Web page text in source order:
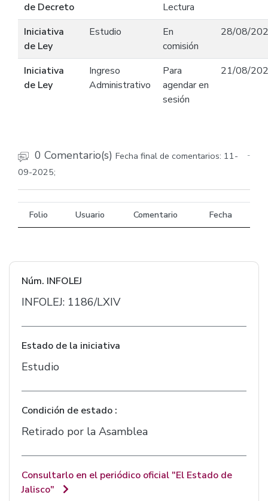
de Decreto
Lectura
Iniciativa
de Ley
Estudio
En
comisión
28/08/
Iniciativa
de Ley
Ingreso
Administrativo
Para
agendar en
sesión
21/08/
0 Comentario(s) Fecha final de comentarios: 11-
09-2025;
-
Folio Usuario Comentario Fecha
Núm. INFOLEJ
INFOLEJ: 1186/LXIV
Estado de la iniciativa
Estudio
Condición de estado :
Retirado por la Asamblea
Consultarlo en el periódico oficial "El Estado de
Jalisco"